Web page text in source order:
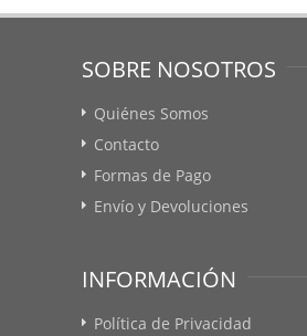
SOBRE NOSOTROS
Quiénes Somos
Contacto
Formas de Pago
Envío y Devoluciones
INFORMACIÓN
Política de Privacidad